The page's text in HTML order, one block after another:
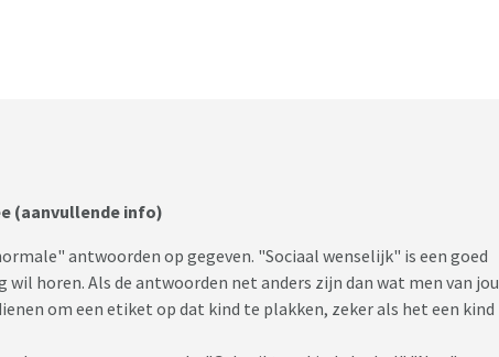
(aanvullende info)
antwoorden op gegeven. "Sociaal wenselijk" is een goed
horen. Als de antwoorden net anders zijn dan wat men van jou
om een etiket op dat kind te plakken, zeker als het een kind